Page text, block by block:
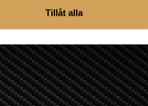
Tillåt alla